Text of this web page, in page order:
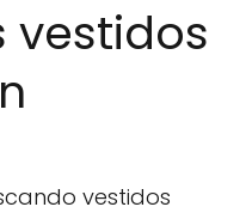
vestidos
vestidos